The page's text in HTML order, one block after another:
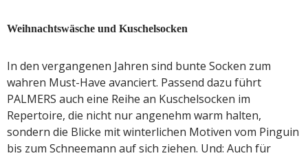
Weihnachtswäsche und Kuschelsocken
In den vergangenen Jahren sind bunte Socken zum
wahren Must-Have avanciert. Passend dazu führt
PALMERS auch eine Reihe an Kuschelsocken im
Repertoire, die nicht nur angenehm warm halten,
sondern die Blicke mit winterlichen Motiven vom Pinguin
bis zum Schneemann auf sich ziehen. Und: Auch für